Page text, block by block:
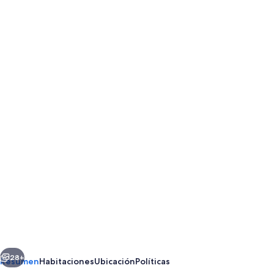
Siguiente
28+
ResumenHabitacionesUbicaciónPolíticas